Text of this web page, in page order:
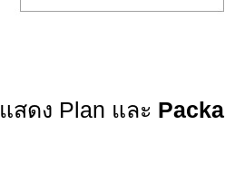
แสดง Plan และ